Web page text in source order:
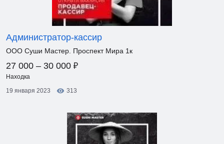
Администратор-кассир
ООО Суши Мастер. Проспект Мира 1к
27 000 – 30 000 ₽
Находка
19 января 2023
313